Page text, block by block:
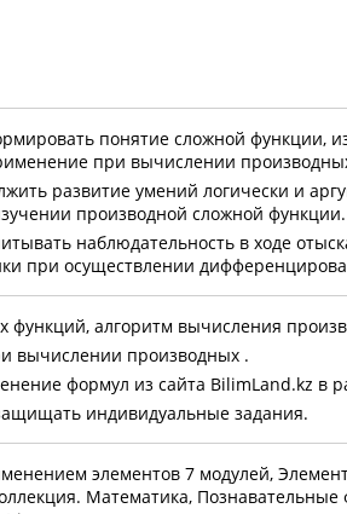
понятие сложной функции,
при вычислении
развитие умений логически и
производной сложной функции.
наблюдательность в ходе
при осуществлении
функций, алгоритм вычисления
вычислении производных .
формул из сайта BilimLand.kz в
индивидуальные задания.
элементов 7 модулей,
Математика,